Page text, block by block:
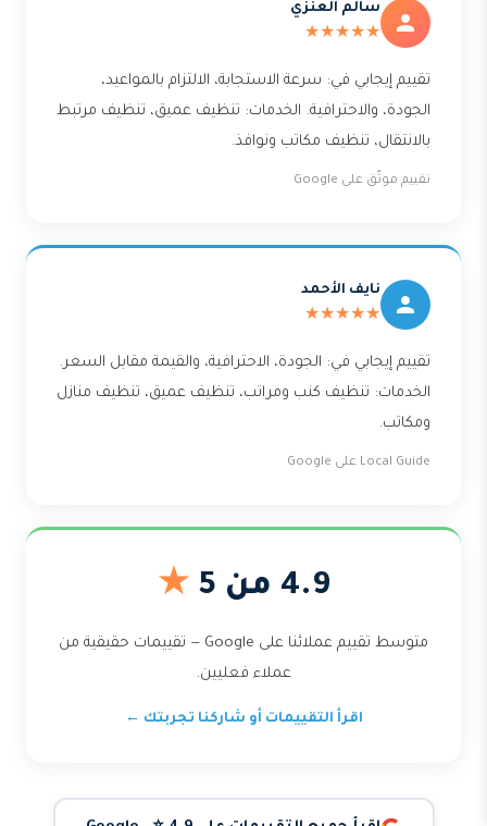
سالم العنزي
★★★★★
تقييم إيجابي في: سرعة الاستجابة، الالتزام بالمواعيد،
الجودة، والاحترافية. الخدمات: تنظيف عميق، تنظيف مرتبط
بالانتقال، تنظيف مكاتب ونوافذ.
تقييم موثّق على Google
نايف الأحمد
★★★★★
تقييم إيجابي في: الجودة، الاحترافية، والقيمة مقابل السعر.
الخدمات: تنظيف كنب ومراتب، تنظيف عميق، تنظيف منازل
ومكاتب.
Local Guide على Google
4.9 من 5 ★
متوسط تقييم عملائنا على Google — تقييمات حقيقية من
عملاء فعليين.
اقرأ التقييمات أو شاركنا تجربتك ←